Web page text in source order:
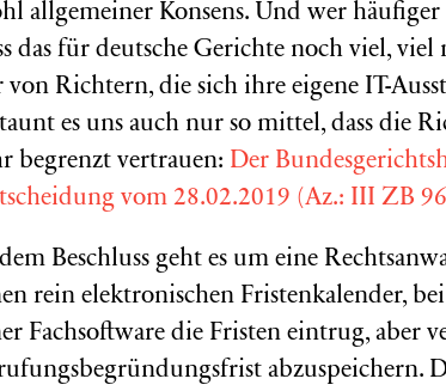
allgemeiner Konsens. Und wer
das für deutsche Gerichte noch viel,
von Richtern, die sich ihre eigene IT-
es uns auch nur so mittel, dass die
begrenzt vertrauen: Der
vom 28.02.2019 (Az.: III ZB
Beschluss geht es um eine
rein elektronischen Fristenkalender,
Fachsoftware die Fristen eintrug, aber
abzuspeichern.